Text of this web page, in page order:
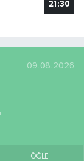
21:30
09.08.2026
ÖĞLE